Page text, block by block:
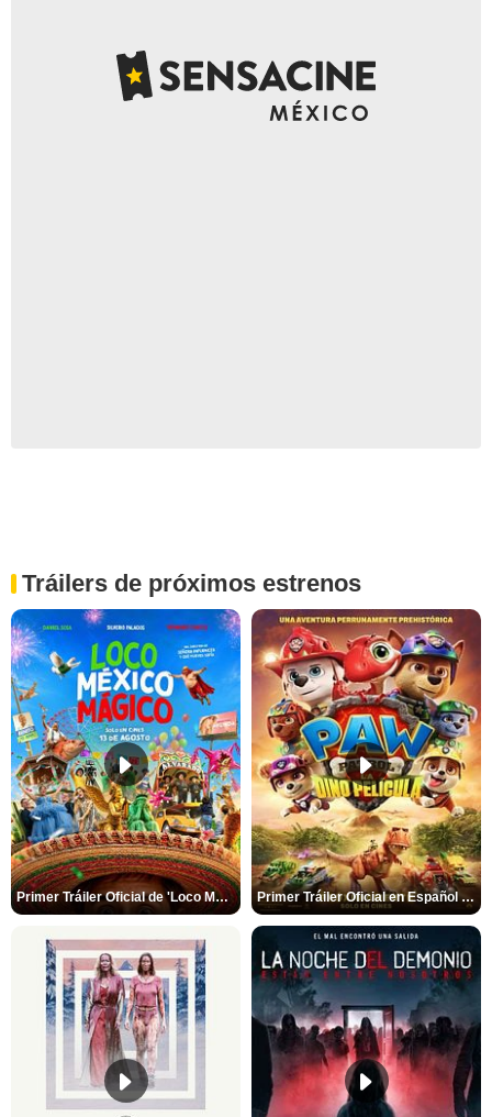
Tráilers de próximos estrenos
Primer Tráiler Oficial de 'Loco México Mágico' Primer Tráiler Oficial en Español de 'PAW Patrol La Dino Película'